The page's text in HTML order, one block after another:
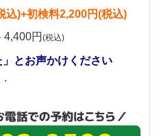
込)+初検料2,200円(税込)
円 (税込)
とお声かけください
.